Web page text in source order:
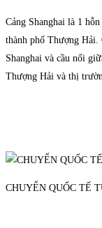
Cảng Shanghai là 1
thành phố Thượng
Shanghai và cầu nối
Thượng Hải và thị
CHUYỂN QUỐC TẾ